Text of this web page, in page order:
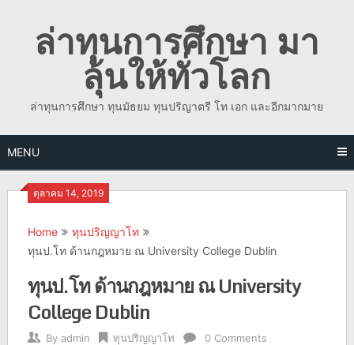
contentล่าทุนการศึกษา มา
ลุ้นให้ทั่วโลก
ล่าทุนการศึกษา ทุนมัธยม ทุนปริญาตรี โท เอก และอีกมากมาย
MENU
ตุลาคม 14, 2019
Home
ทุนปริญญาโท
ทุนป.โท ด้านกฎหมาย ณ University College Dublin
ทุนป.โท ด้านกฎหมาย ณ University
College Dublin
By admin ทุนปริญญาโท 0 Comments